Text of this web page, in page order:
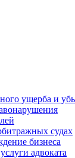
ущерба и
судах
бизнеса
адвоката